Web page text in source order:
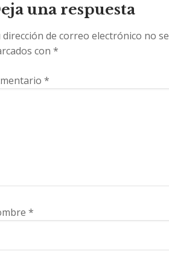
una respuesta
dirección de correo electrónico no
con *
*
*